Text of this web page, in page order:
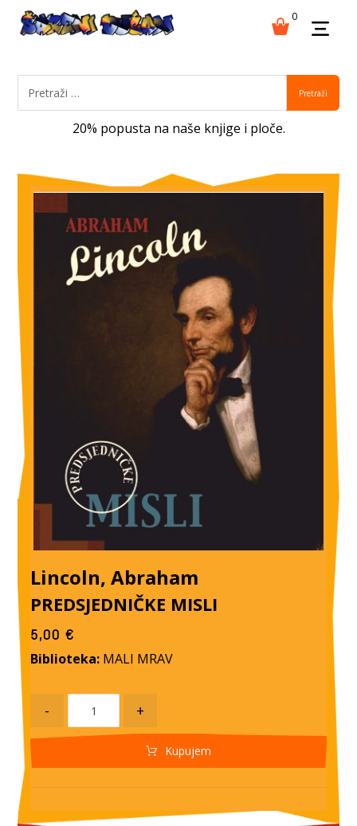
0
Pretraži
20% popusta na naše knjige i ploče.
Lincoln, Abraham
PREDSJEDNIČKE MISLI
5,00€
Biblioteka: MALI MRAV
- +
Kupujem